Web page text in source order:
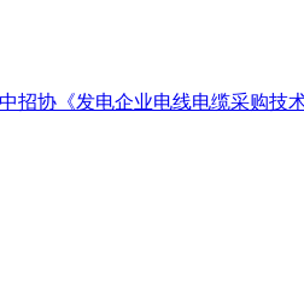
中招协《发电企业电线电缆采购技